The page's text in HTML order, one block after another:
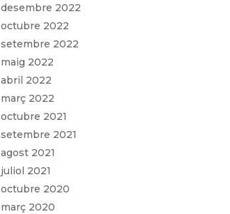
desembre 2022
octubre 2022
setembre 2022
maig 2022
abril 2022
març 2022
octubre 2021
setembre 2021
agost 2021
juliol 2021
octubre 2020
març 2020